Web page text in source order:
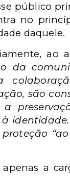
público
no
daquele.
ao
da
são
a